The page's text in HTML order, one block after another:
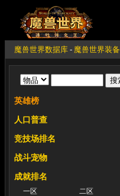
魔兽世界数据库 - 魔兽世界装备
英雄榜
人口普查
竞技场排名
战斗宠物
成就排名
一区
二区